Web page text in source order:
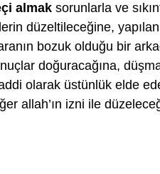
almak sorunlarla ve
düzeltileceğine,
bozuk olduğu bir
doğuracağına,
olarak üstünlük elde
allah’ın izni ile